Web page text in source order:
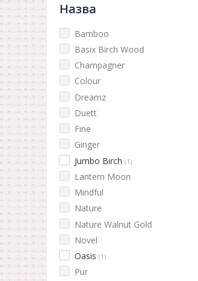
Назва
Bamboo
Basix Birch Wood
Champagner
Colour
Dreamz
Duett
Fine
Ginger
Jumbo Birch (1)
Lantern Moon
Mindful
Nature
Nature Walnut Gold
Novel
Oasis (1)
Pur